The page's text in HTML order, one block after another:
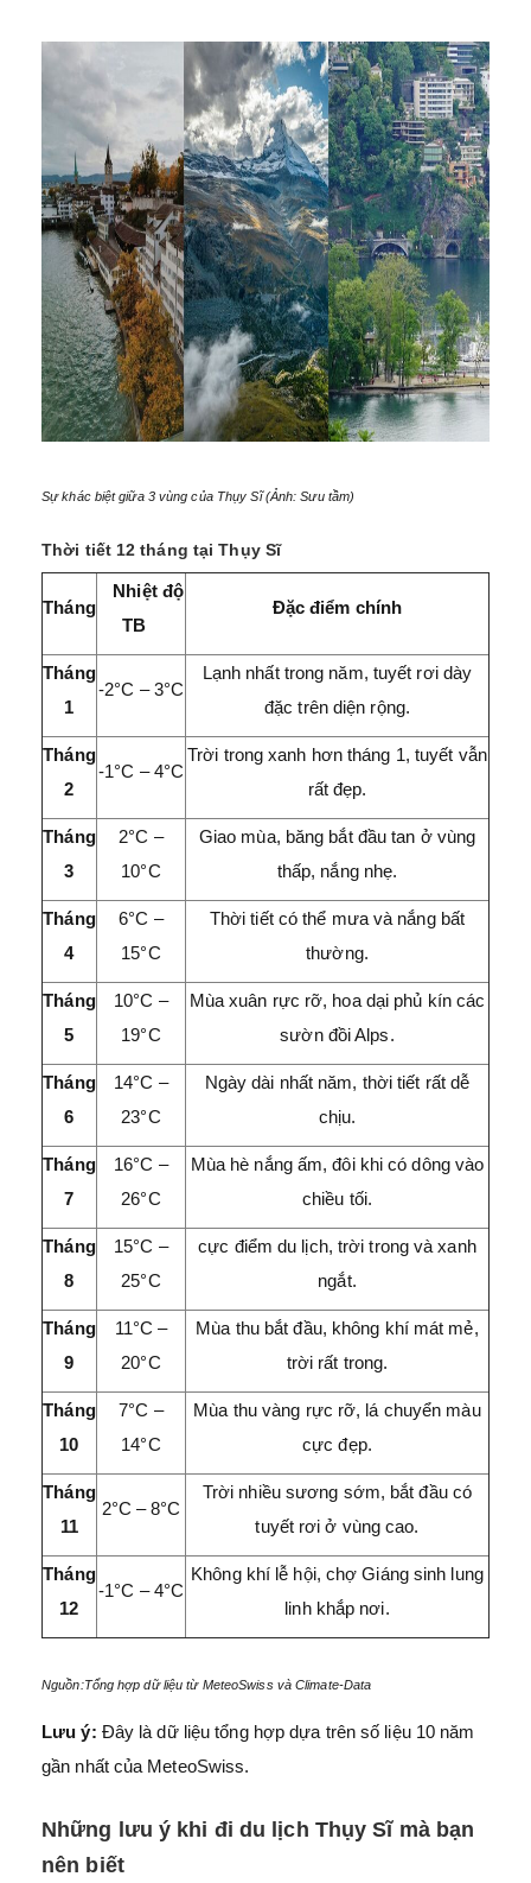
Sự khác biệt giữa 3 vùng của Thụy Sĩ (Ảnh: Sưu tầm)
Thời tiết 12 tháng tại Thụy Sĩ
Tháng
Nhiệt độ
TB
Đặc điểm chính
Tháng
1
-2°C – 3°C
Lạnh nhất trong năm, tuyết rơi dày
đặc trên diện rộng.
Tháng
2
-1°C – 4°C
Trời trong xanh hơn tháng 1, tuyết vẫn
rất đẹp.
Tháng
3
2°C –
10°C
Giao mùa, băng bắt đầu tan ở vùng
thấp, nắng nhẹ.
Tháng
4
6°C –
15°C
Thời tiết có thể mưa và nắng bất
thường.
Tháng
5
10°C –
19°C
Mùa xuân rực rỡ, hoa dại phủ kín các
sườn đồi Alps.
Tháng
6
14°C –
23°C
Ngày dài nhất năm, thời tiết rất dễ
chịu.
Tháng
7
16°C –
26°C
Mùa hè nắng ấm, đôi khi có dông vào
chiều tối.
Tháng
8
15°C –
25°C
cực điểm du lịch, trời trong và xanh
ngắt.
Tháng
9
11°C –
20°C
Mùa thu bắt đầu, không khí mát mẻ,
trời rất trong.
Tháng
10
7°C –
14°C
Mùa thu vàng rực rỡ, lá chuyển màu
cực đẹp.
Tháng
11
2°C – 8°C
Trời nhiều sương sớm, bắt đầu có
tuyết rơi ở vùng cao.
Tháng
12
-1°C – 4°C
Không khí lễ hội, chợ Giáng sinh lung
linh khắp nơi.
Nguồn:Tổng hợp dữ liệu từ MeteoSwiss và Climate-Data
Lưu ý: Đây là dữ liệu tổng hợp dựa trên số liệu 10 năm
gần nhất của MeteoSwiss.
Những lưu ý khi đi du lịch Thụy Sĩ mà bạn
nên biết